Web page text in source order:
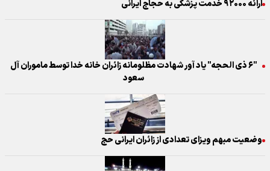
ارائه ۹۲۰۰۰ خدمت پزشکی به حجاج ایرانی
"۶ ذی الحجه" یاد آور شهادت مظلومانه زائران خانه خدا توسط ماموران آل
سعود
وضعیت مبهم ویزای تعدادی از زائران ایرانی حج